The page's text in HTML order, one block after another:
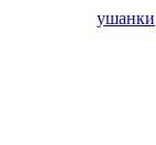
ушанки